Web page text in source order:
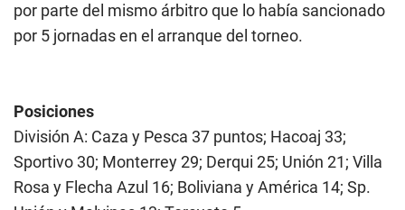
por parte del mismo árbitro que lo había sancionado
por 5 jornadas en el arranque del torneo.
Posiciones
División A: Caza y Pesca 37 puntos; Hacoaj 33;
Sportivo 30; Monterrey 29; Derqui 25; Unión 21; Villa
Rosa y Flecha Azul 16; Boliviana y América 14; Sp.